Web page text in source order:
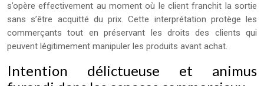
s’opère effectivement au moment où le client franchit la sortie
sans s’être acquitté du prix. Cette interprétation protège les
commerçants tout en préservant les droits des clients qui
peuvent légitimement manipuler les produits avant achat.
Intention délictueuse et animus